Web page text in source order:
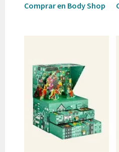
Comprar en Body Shop